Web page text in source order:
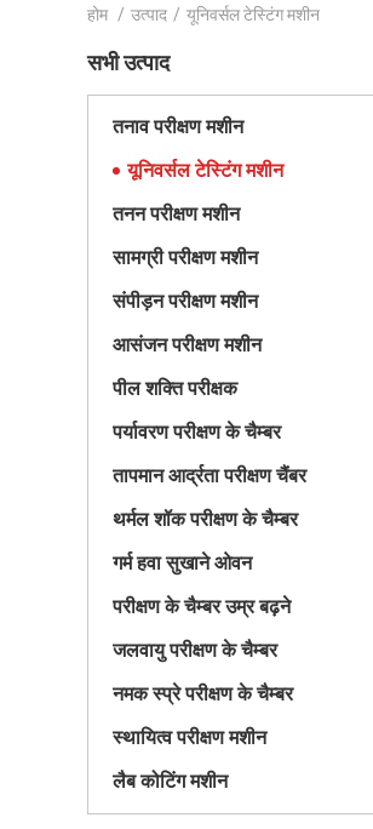
होम / उत्पाद / यूनिवर्सल टेस्टिंग मशीन
सभी उत्पाद
तनाव परीक्षण मशीन
यूनिवर्सल टेस्टिंग मशीन
तनन परीक्षण मशीन
सामग्री परीक्षण मशीन
संपीड़न परीक्षण मशीन
आसंजन परीक्षण मशीन
पील शक्ति परीक्षक
पर्यावरण परीक्षण के चैम्बर
तापमान आर्द्रता परीक्षण चैंबर
थर्मल शॉक परीक्षण के चैम्बर
गर्म हवा सुखाने ओवन
परीक्षण के चैम्बर उम्र बढ़ने
जलवायु परीक्षण के चैम्बर
नमक स्प्रे परीक्षण के चैम्बर
स्थायित्व परीक्षण मशीन
लैब कोटिंग मशीन